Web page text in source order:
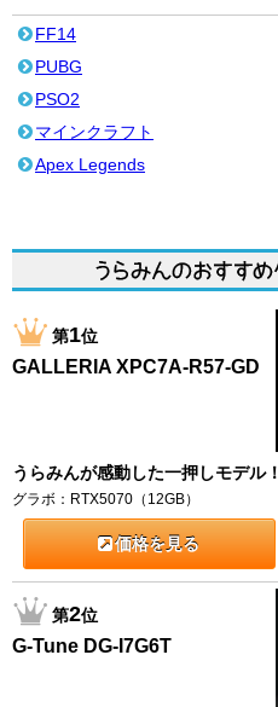
FF14
PUBG
PSO2
マインクラフト
Apex Legends
第1位
GALLERIA XPC7A-R57-GD
うらみんが感動した一押しモデル！
グラボ：RTX5070（12GB）
価格を見る
第2位
G-Tune DG-I7G6T